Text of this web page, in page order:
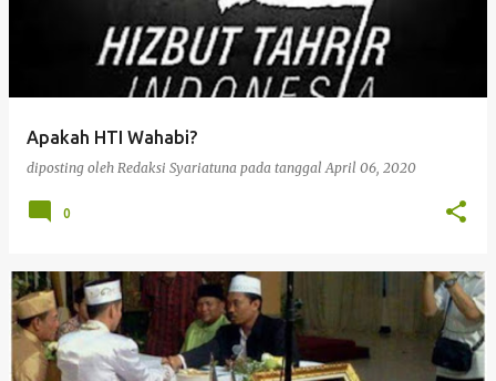
Apakah HTI Wahabi?
diposting oleh Redaksi Syariatuna pada tanggalApril 06, 2020
0